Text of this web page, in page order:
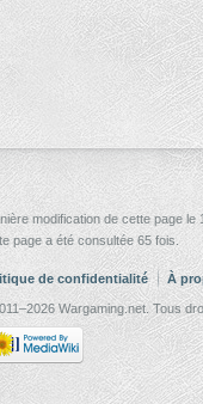
modification de cette page le
page a été consultée 65 fois.
de confidentialité À
Wargaming.net. Tous